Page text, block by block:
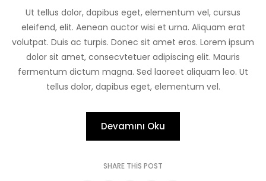
Ut tellus dolor, dapibus eget, elementum vel, cursus
eleifend, elit. Aenean auctor wisi et urna. Aliquam erat
volutpat. Duis ac turpis. Donec sit amet eros. Lorem ipsum
dolor sit amet, consecvtetuer adipiscing elit. Mauris
fermentum dictum magna. Sed laoreet aliquam leo. Ut
tellus dolor, dapibus eget, elementum vel.
Devamını Oku
SHARE THIS POST